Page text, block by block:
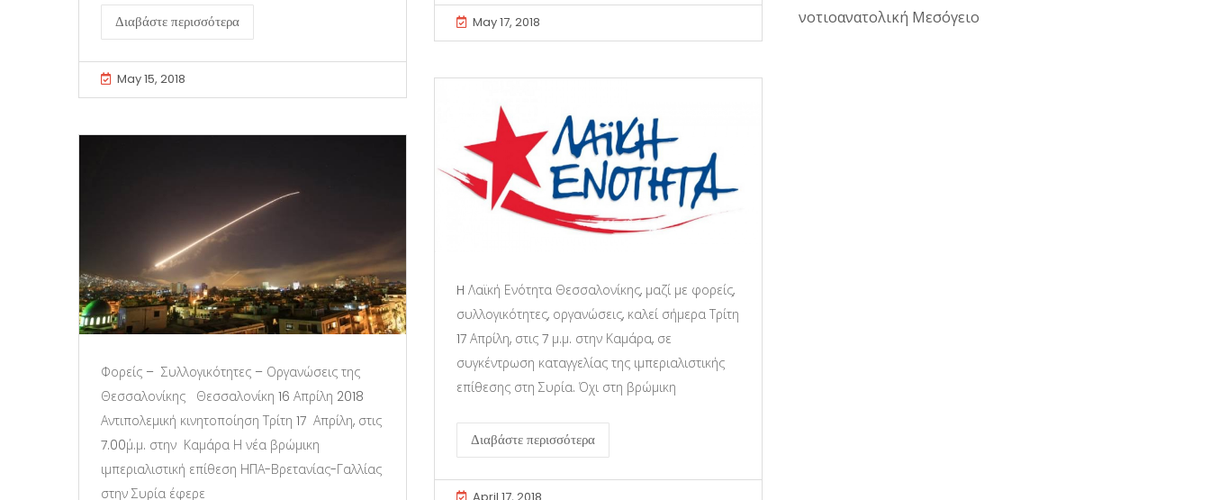
May 17, 2018
Διαβάστε περισσότερα
May 15, 2018
H Λαϊκή Ενότητα Θεσσαλονίκης, μαζί με φορείς,
συλλογικότητες, οργανώσεις, καλεί σήμερα Τρίτη
17 Απρίλη, στις 7 μ.μ. στην Καμάρα, σε
συγκέντρωση καταγγελίας της ιμπεριαλιστικής
επίθεσης στη Συρία. Όχι στη βρώμικη
Διαβάστε περισσότερα
Φορείς – Συλλογικότητες – Οργανώσεις της
Θεσσαλονίκης Θεσσαλονίκη 16 Απρίλη 2018
Αντιπολεμική κινητοποίηση Τρίτη 17 Απρίλη, στις
7.00΄μ.μ. στην Καμάρα Η νέα βρώμικη
ιμπεριαλιστική επίθεση ΗΠΑ-Βρετανίας-Γαλλίας
στην Συρία έφερε
νοτιοανατολική Μεσόγειο